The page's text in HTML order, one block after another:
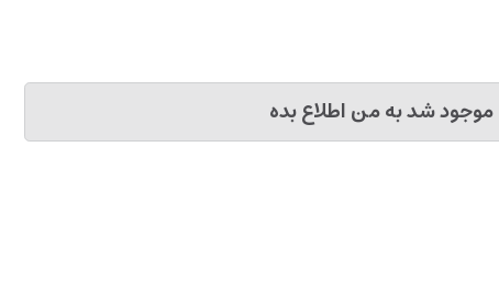
موجود شد به من اطلاع بده